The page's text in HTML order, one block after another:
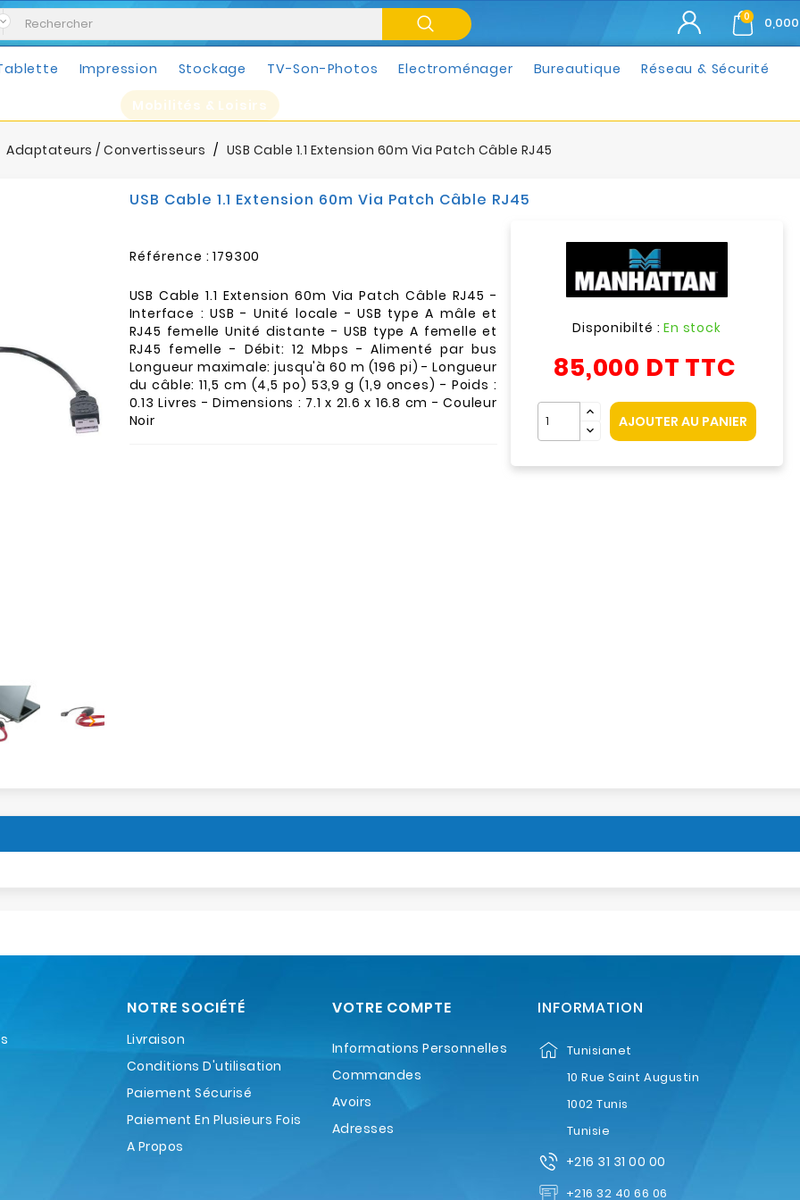
0
Impression Stockage TV-Son-Photos Electroménager Bureautique Réseau & Sécurité
Mobilités & Loisirs
Adaptateurs / Convertisseurs USB Cable 1.1 Extension 60m Via Patch Câble RJ45

USB Cable 1.1 Extension 60m Via Patch Câble RJ45
Référence : 179300
USB Cable 1.1 Extension 60m Via Patch Câble RJ45 -
Interface : USB - Unité locale - USB type A mâle et
RJ45 femelle Unité distante - USB type A femelle et
RJ45 femelle - Débit: 12 Mbps - Alimenté par bus
Longueur maximale: jusqu'à 60 m (196 pi) - Longueur
du câble: 11,5 cm (4,5 po) 53,9 g (1,9 onces) - Poids :
0.13 Livres - Dimensions : 7.1 x 21.6 x 16.8 cm - Couleur
Noir
Disponibilté :En stock
85,000 DT TTC
AJOUTER AU PANIER
NOTRE SOCIÉTÉ
Livraison
Conditions D'utilisation
Paiement Sécurisé
Paiement En Plusieurs Fois
A Propos
VOTRE COMPTE
Informations Personnelles
Commandes
Avoirs
Adresses
INFORMATION
Tunisianet
10 Rue Saint Augustin
1002 Tunis
Tunisie
+216 31 31 00 00
+216 32 40 66 06